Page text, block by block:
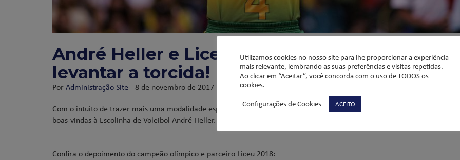
André Heller e Liceu em uma parceria para
levantar a torcida!
PorAdministração Site - 8 de novembro de 2017
Com o intuito de trazer mais uma modalidade esportiva para os alunos do Liceu, as Atividades Extracurriculares 2018 dão
boas-vindas à Escolinha de Voleibol André Heller.
Confira o depoimento do campeão olímpico e parceiro Liceu 2018:
Utilizamos cookies no nosso site para lhe proporcionar a experiência
mais relevante, lembrando as suas preferências e visitas repetidas.
Ao clicar em “Aceitar”, você concorda com o uso de TODOS os
cookies.
Configurações de Cookies
ACEITO